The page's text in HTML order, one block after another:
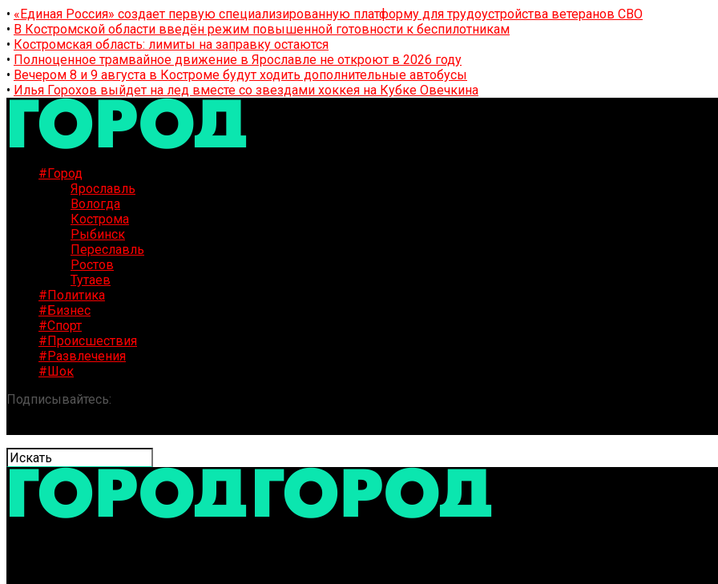
• «Единая Россия» создает первую специализированную платформу для трудоустройства ветеранов СВО
• В Костромской области введён режим повышенной готовности к беспилотникам
• Костромская область: лимиты на заправку остаются
• Полноценное трамвайное движение в Ярославле не откроют в 2026 году
• Вечером 8 и 9 августа в Костроме будут ходить дополнительные автобусы
• Илья Горохов выйдет на лед вместе со звездами хоккея на Кубке Овечкина
#Город
Ярославль
Вологда
Кострома
Рыбинск
Переславль
Ростов
Тутаев
#Политика
#Бизнес
#Спорт
#Происшествия
#Развлечения
#Шок
Подписывайтесь: